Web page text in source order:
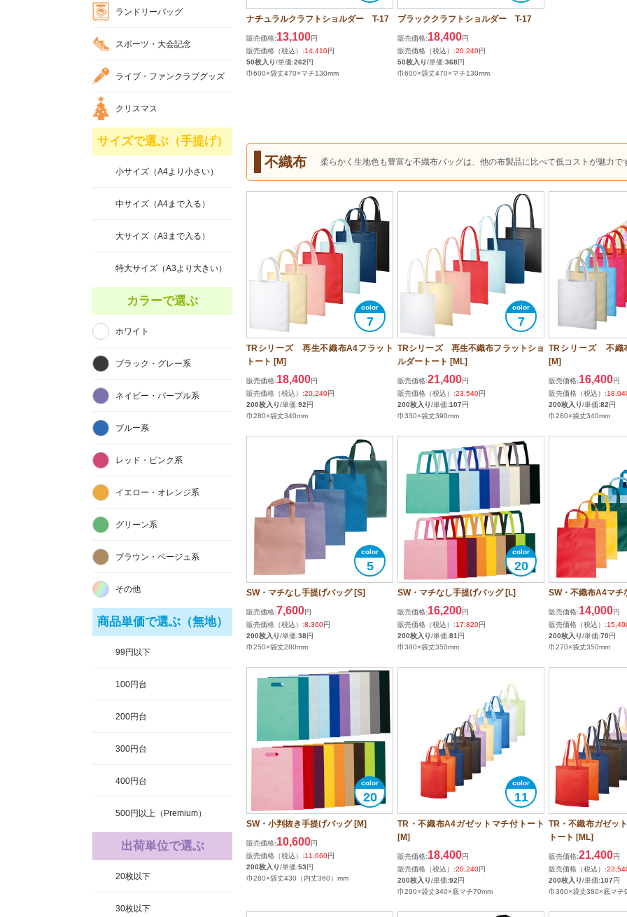
ナチュラルクラフトショルダー T-17
販売価格:13,100円
販売価格（税込）:14,410円
50枚入り/単価:262円
巾600×袋丈470×マチ130mm
ブラッククラフトショルダー T-17
販売価格:18,400円
販売価格（税込）:20,240円
50枚入り/単価:368円
巾600×袋丈470×マチ130mm
不織布 柔らかく生地色も豊富な不織布バッグは、他の布製品に比べて低コストが魅力で
7
TRシリーズ 再生不織布A4フラット
トート [M]
販売価格:18,400円
販売価格（税込）:20,240円
200枚入り/単価:92円
巾280×袋丈340mm
7
TRシリーズ 再生不織布フラットショ
ルダートート [ML]
販売価格:21,400円
販売価格（税込）:23,540円
200枚入り/単価:107円
巾330×袋丈390mm
TRシリーズ 不織
[M]
販売価格:16,400円
販売価格（税込）:
200枚入り/単価:82円
巾280×袋丈340mm
5
SW・マチなし手提げバッグ [S]
販売価格:7,600円
販売価格（税込）:8,360円
200枚入り/単価:38円
巾250×袋丈280mm
20
SW・マチなし手提げバッグ [L]
販売価格:16,200円
販売価格（税込）:17,820円
200枚入り/単価:81 円
巾380×袋丈350mm
SW・不織布A4マチ
販売価格:14,000円
販売価格（税込）:
200枚入り/単価:70円
巾270×袋丈350mm
20
SW・小判抜き手提げバッグ [M]
販売価格:10,600円
販売価格（税込）:11,660円
200枚入り/単価:53円
巾280×袋丈430（内丈360）mm
11
TR・不織布A4ガゼットマチ付トート
[M]
販売価格:18,400円
販売価格（税込）:20,240円
200枚入り/単価:92円
巾290×袋丈340×底マチ70mm
TR・不織布ガゼッ
トート [ML]
販売価格:21,400円
販売価格（税込）:
200枚入り/単価:107円
巾360×袋丈380×底マチ
ランドリーバッグ
スポーツ・大会記念
ライブ・ファンクラブグッズ
クリスマス
サイズで選ぶ（手提げ）
小サイズ（A4より小さい）
中サイズ（A4まで入る）
大サイズ（A3まで入る）
特大サイズ（A3より大きい）
カラーで選ぶ
ホワイト
ブラック・グレー系
ネイビー・パープル系
ブルー系
レッド・ピンク系
イエロー・オレンジ系
グリーン系
ブラウン・ベージュ系
その他
商品単価で選ぶ（無地）
99円以下
100円台
200円台
300円台
400円台
500円以上（Premium）
出荷単位で選ぶ
20枚以下
30枚以下